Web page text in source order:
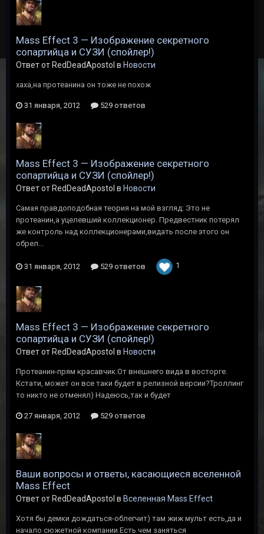
Mass Effect 3 — Изображение секретного
сопартийца и СУЗИ (спойлер!)
Ответ от RedDeadApostol в Новости
хаха,на протеанина он тоже не похож
31 января, 2012 529 ответов
Mass Effect 3 — Изображение секретного
сопартийца и СУЗИ (спойлер!)
Ответ от RedDeadApostol в Новости
Самая правдоподобная теория на мой взгляд: Это не
протеанин,а уцелевший коллекционер. Предвестник потерял
же контроль над коллекционерами,видать после этого он
обрел...
31 января, 2012 529 ответов 1
Mass Effect 3 — Изображение секретного
сопартийца и СУЗИ (спойлер!)
Ответ от RedDeadApostol в Новости
Протеанин-прям красавчик.От внешнего вида в восторге.
Кстати, может он все таки будет в релизной версии?Троллинг
то никто не отменял) Надеюсь,так и будет
27 января, 2012 529 ответов
Ваши вопросы и ответы, касающиеся вселенной
Мass Effect
Ответ от RedDeadApostol в Вселенная Mass Effect
Хотя бы демки дождаться-облегчит) там жиж мульт есть,да и
начало сюжетной компании.Есть чем заняться